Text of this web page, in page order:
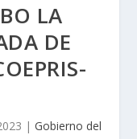
LA
DE
| Gobierno del